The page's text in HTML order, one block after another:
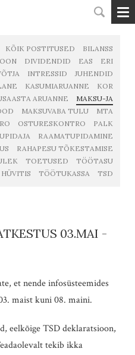
KÕIK POSTITUSED
BILANSS
DIVIDENDID EAS
ERI
INTRESSID
JUHENDID
KASUMIARUANNE
KOR
ARUANNE
MAKSU-JA
MAKSUVABA TULU
MTA
OSTURESKONTRO
PALK
RAAMATUPIDAMINE
RAHAPESU TÕKESTAMISE
TOETUSED
TÖÖTASU
TÖÖTUKASSA TSD
03.MAI -
et nende infosüsteemides
maist kuni 08. maini.
eelkõige TSD deklaratsioon,
tekib ikka